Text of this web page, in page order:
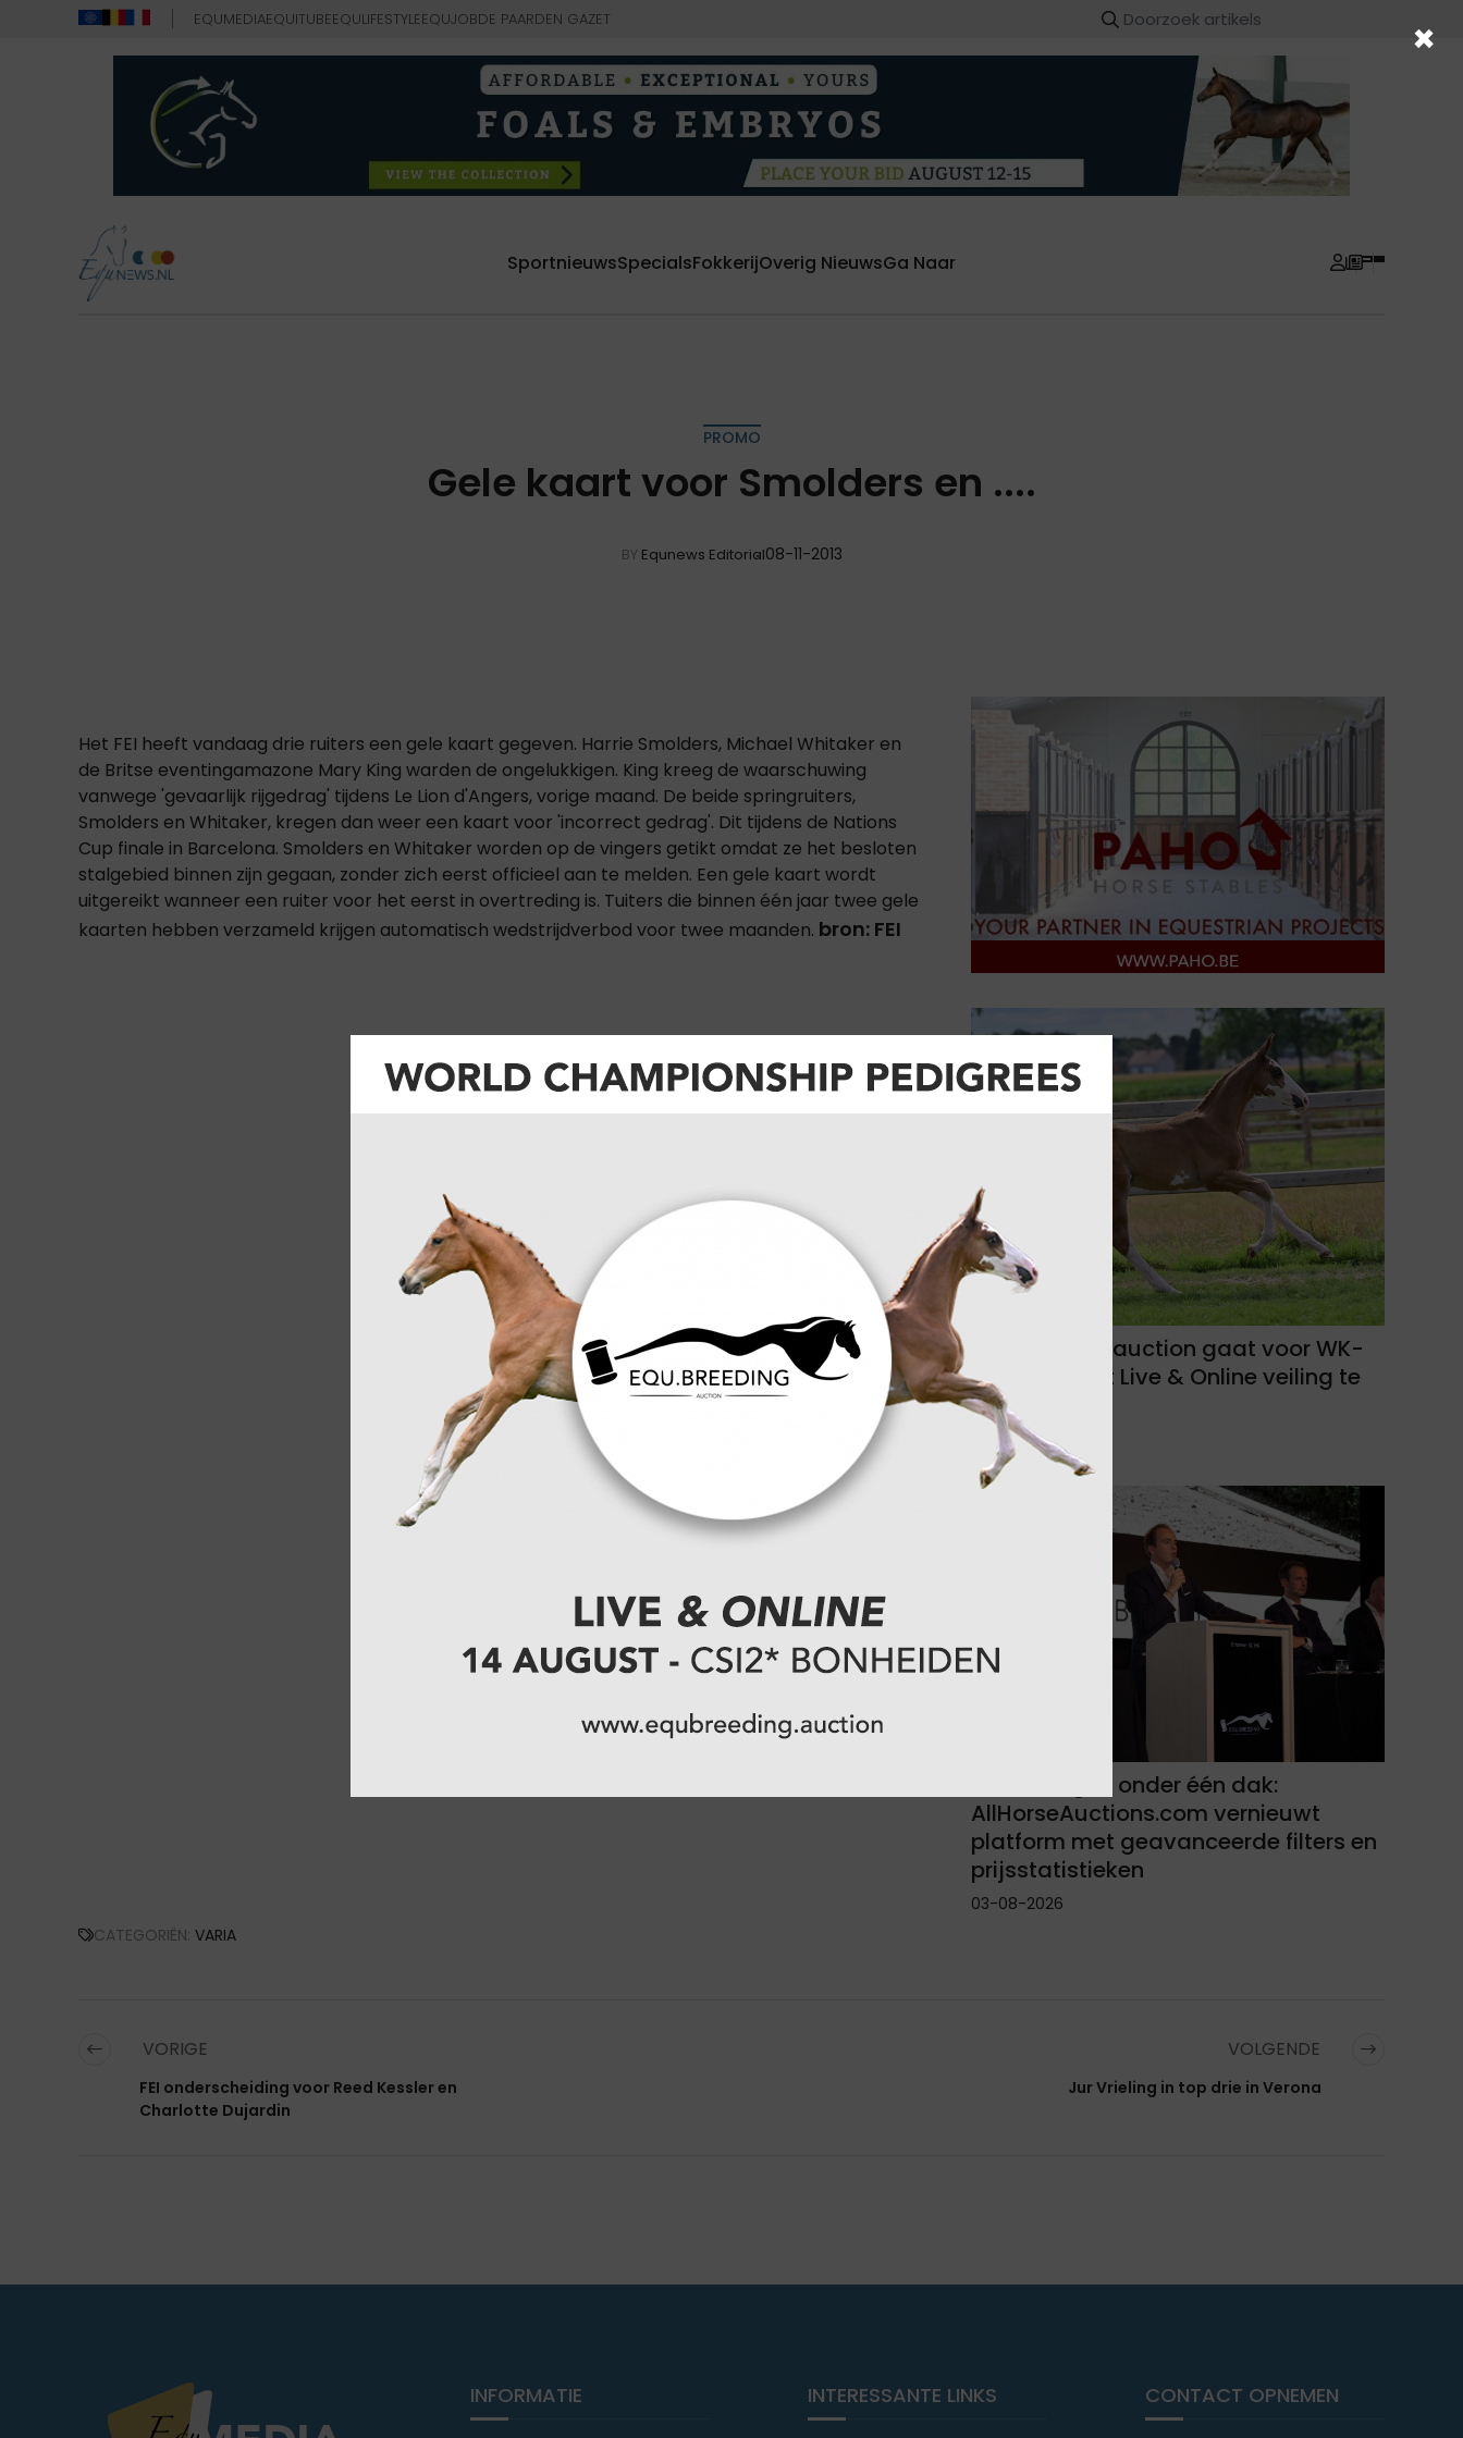
EQUMEDIAEQUITUBEEQULIFESTYLEEQUJOBDE PAARDEN GAZET
SportnieuwsSpecialsFokkerijOverig NieuwsGa Naar
PROMO
Gele kaart voor Smolders en ....
BY Equnews Editorial08-11-2013
Het FEI heeft vandaag drie ruiters een gele kaart gegeven. Harrie Smolders, Michael Whitaker en
de Britse eventingamazone Mary King warden de ongelukkigen. King kreeg de waarschuwing
vanwege 'gevaarlijk rijgedrag' tijdens Le Lion d'Angers, vorige maand. De beide springruiters,
Smolders en Whitaker, kregen dan weer een kaart voor 'incorrect gedrag'. Dit tijdens de Nations
Cup finale in Barcelona. Smolders en Whitaker worden op de vingers getikt omdat ze het besloten
stalgebied binnen zijn gegaan, zonder zich eerst officieel aan te melden. Een gele kaart wordt
uitgereikt wanneer een ruiter voor het eerst in overtreding is. Tuiters die binnen één jaar twee gele
kaarten hebben verzameld krijgen automatisch wedstrijdverbod voor twee maanden. bron: FEI
Equbreeding.auction gaat voor WK-
revelatie met Live & Online veiling te
Bonheiden!
06-08-2026
Alle veilingen onder één dak:
AllHorseAuctions.com vernieuwt
platform met geavanceerde filters en
prijsstatistieken
03-08-2026
CATEGORIËN: VARIA
VORIGE
FEI onderscheiding voor Reed Kessler en
Charlotte Dujardin
VOLGENDE
Jur Vrieling in top drie in Verona
INFORMATIE INTERESSANTE LINKS CONTACT OPNEMEN
×